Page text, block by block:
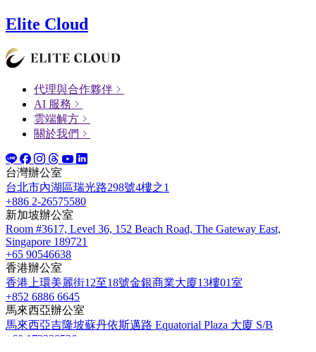
Elite Cloud
代理與合作夥伴
AI 服務
雲端解方
關於我們
台灣辦公室
台北市內湖區瑞光路298號4樓之1
+886 2-26575580
新加坡辦公室
Room #3617, Level 36, 152 Beach Road, The Gateway East,
Singapore 189721
+65 90546638
香港辦公室
香港上環美麗街12至18號金銀商業大廈13樓01室
+852 6886 6645
馬來西亞辦公室
馬來西亞吉隆坡蘇丹依斯邁路 Equatorial Plaza 大廈 S/B
+60 172328536